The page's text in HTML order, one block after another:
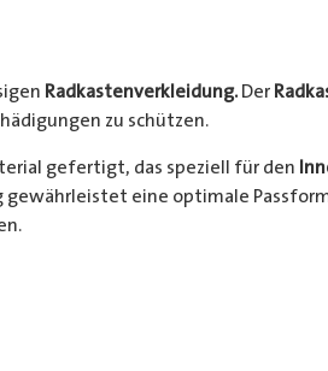
Radkastenverkleidung.Der
zu schützen.
gefertigt, das speziell für den
eine optimale